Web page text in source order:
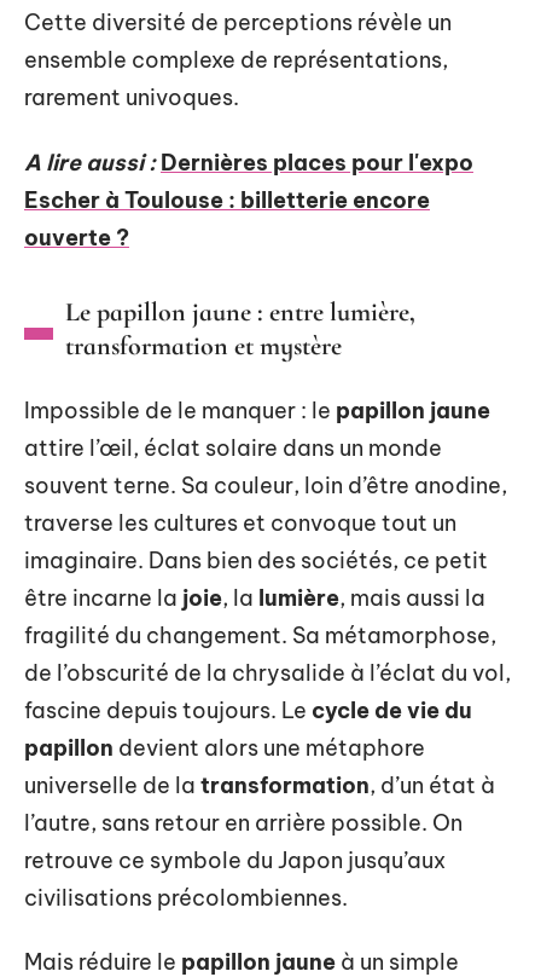
Cette diversité de perceptions révèle un
ensemble complexe de représentations,
rarement univoques.
A lire aussi : Dernières places pour l'expo
Escher à Toulouse : billetterie encore
ouverte ?
Le papillon jaune : entre lumière,
transformation et mystère
Impossible de le manquer : le papillon jaune
attire l’œil, éclat solaire dans un monde
souvent terne. Sa couleur, loin d’être anodine,
traverse les cultures et convoque tout un
imaginaire. Dans bien des sociétés, ce petit
être incarne la joie, la lumière, mais aussi la
fragilité du changement. Sa métamorphose,
de l’obscurité de la chrysalide à l’éclat du vol,
fascine depuis toujours. Le cycle de vie du
papillon devient alors une métaphore
universelle de la transformation, d’un état à
l’autre, sans retour en arrière possible. On
retrouve ce symbole du Japon jusqu’aux
civilisations précolombiennes.
Mais réduire le papillon jaune à un simple